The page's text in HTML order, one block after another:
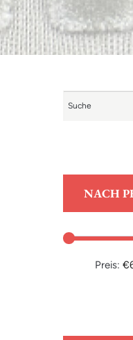
NACH
Preis: